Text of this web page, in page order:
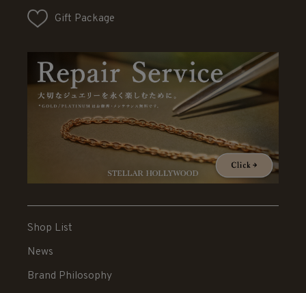
Gift Package
Shop List
News
Brand Philosophy